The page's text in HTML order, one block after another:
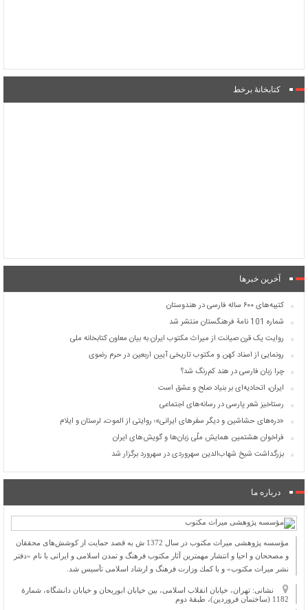
کتابخانۀ برخط
آخرین خبرها
کتیبه‌های ۶۰۰ ساله فارسی در هندوستان
شماره 101 نامۀ فرهنگستان منتشر شد
روایت یک قرن صیانت از میراث مکتوب ایران به بیان معاون کتابخانه ملی
رونمایی از اسناد کهن و مکتوب تاریخی آیین اربعین در حرم رضوی
چرا زبان فارسی در هند کم‌رنگ شد؟
ایران، اتحادیه‌ای بر بنیاد صلح و عشق است
رستاخیز شعر پارسی در رسانه‌های اجتماعی
«دره‌های حشاشین و دیگر سفرهای ایرانی»؛ روایتی از الموت، لرستان و ایلام
فراخوان هشتمین همایش ملّی زبان‌ها و گویش‌های ایران
بزرگداشت شیخ شهاب‌الدین سهروردی در سهرورد برگزار شد
درباره ما
مؤسسه پژوهشی میراث مكتوب در سال 1372 ش به قصد حمایت از كوشش‌های محققان
و مصححان و احیا و انتشار مهمترین آثار مكتوب فرهنگ و تمدن اسلامی و ایرانی با نام «دفتر
نشر میراث مكتوب» و با كمك وزارت فرهنگ و ارشاد اسلامی تأسیس شد.
نشانی: تهران، خیابان انقلاب اسلامی، بین خیابان ابوریحان و خیابان دانشگاه، شمارۀ
1182 (ساختمان فروردین)، طبقۀ دوم